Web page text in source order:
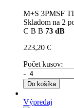
M+S 3PMSF
Skladom na 2
C B B 73 dB
223,20 €
Počet kusov:
-
Do košíka
Výpredaj